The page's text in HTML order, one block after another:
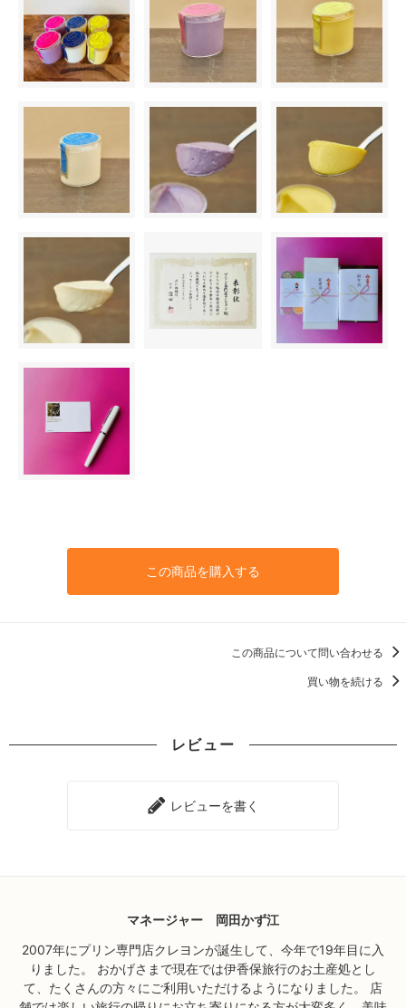
この商品を購入する
この商品について問い合わせる
買い物を続ける
レビュー
レビューを書く
マネージャー 岡田かず江
2007年にプリン専門店クレヨンが誕生して、今年で19年目に入
りました。 おかげさまで現在では伊香保旅行のお土産処とし
て、たくさんの方々にご利用いただけるようになりました。 店